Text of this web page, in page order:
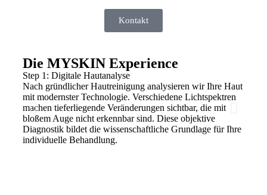
Kontakt
Die MYSKIN Experience
Step 1: Digitale Hautanalyse
Nach gründlicher Hautreinigung analysieren wir Ihre Haut
mit modernster Technologie. Verschiedene Lichtspektren
machen tieferliegende Veränderungen sichtbar, die mit
bloßem Auge nicht erkennbar sind. Diese objektive
Diagnostik bildet die wissenschaftliche Grundlage für Ihre
individuelle Behandlung.